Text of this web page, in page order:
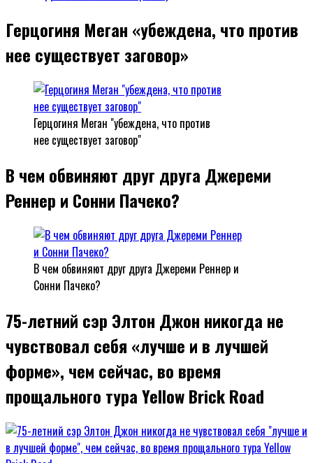
Герцогиня Меган «убеждена, что против
нее существует заговор»
Герцогиня Меган "убеждена, что против
нее существует заговор"
В чем обвиняют друг друга Джереми
Реннер и Сонни Пачеко?
В чем обвиняют друг друга Джереми Реннер и
Сонни Пачеко?
75-летний сэр Элтон Джон никогда не
чувствовал себя «лучше и в лучшей
форме», чем сейчас, во время
прощального тура Yellow Brick Road